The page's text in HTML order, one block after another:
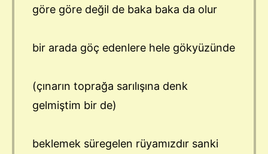
göre göre değil de baka baka da olur
bir arada göç edenlere hele gökyüzünde
(çınarın toprağa sarılışına denk
gelmiştim bir de)
beklemek süregelen rüyamızdır sanki